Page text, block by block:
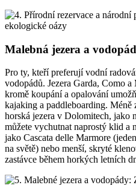
Malebná jezera a
Pro ty, kteří preferují vodní
vodopádů. Jezera Garda, Como a
kromě koupání a opalování
kajaking a paddleboarding. Méně
horská jezera v Dolomitech, jako
můžete vychutnat naprostý klid a
jako Cascata delle Marmore
na světě) nebo menší, skryté
zastávce během horkých letních